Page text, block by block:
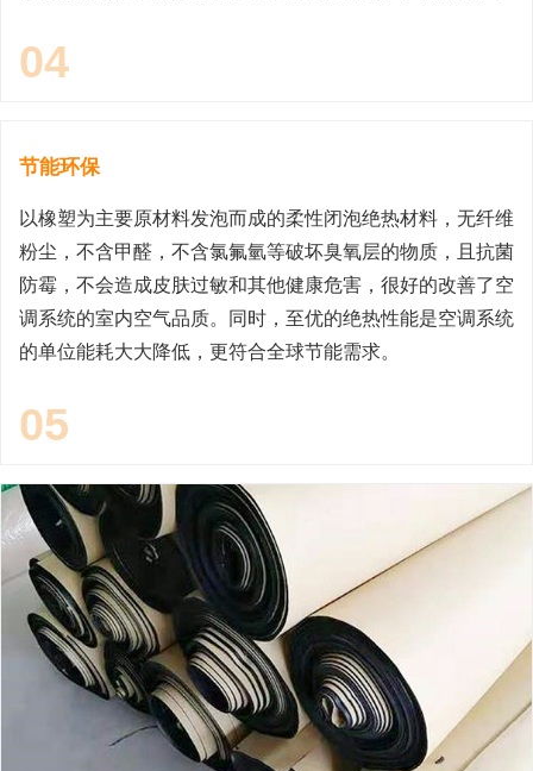
04
节能环保
以橡塑为主要原材料发泡而成的柔性闭泡绝热材料，无纤维
粉尘，不含甲醛，不含氯氟氫等破坏臭氧层的物质，且抗菌
防霉，不会造成皮肤过敏和其他健康危害，很好的改善了空
调系统的室内空气品质。同时，至优的绝热性能是空调系统
的单位能耗大大降低，更符合全球节能需求。
05